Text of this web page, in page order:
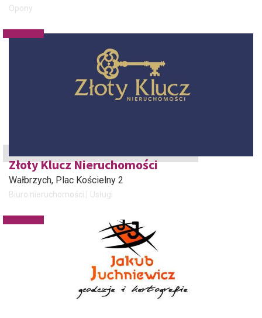
Opony
Złoty Klucz Nieruchomości
Wałbrzych, Plac Kościelny 2
Biuro nieruchomości Usługi